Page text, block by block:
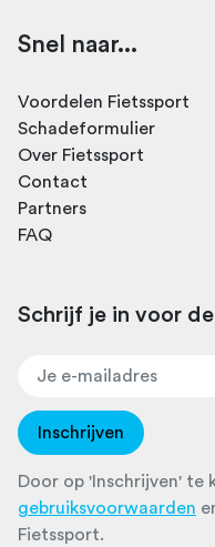
Snel naar...
Voordelen Fietssport
Schadeformulier
Over Fietssport
Contact
Partners
FAQ
Schrijf je in voor
Inschrijven
Door op 'Inschrijven' te
gebruiksvoorwaarden
Fietssport.